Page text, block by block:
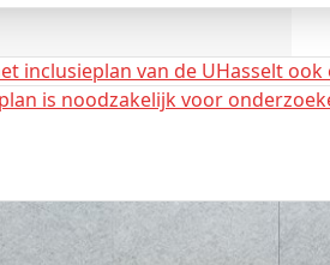
inclusieplan van de UHasselt
is noodzakelijk voor